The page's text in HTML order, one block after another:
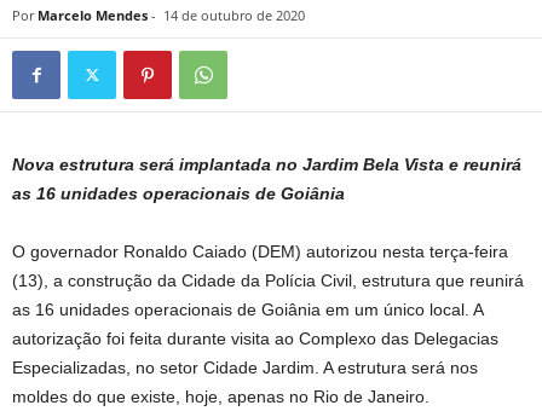
Por Marcelo Mendes - 14 de outubro de 2020
Nova estrutura será implantada no Jardim Bela Vista e reunirá
as 16 unidades operacionais de Goiânia
O governador Ronaldo Caiado (DEM) autorizou nesta terça-feira
(13), a construção da Cidade da Polícia Civil, estrutura que reunirá
as 16 unidades operacionais de Goiânia em um único local. A
autorização foi feita durante visita ao Complexo das Delegacias
Especializadas, no setor Cidade Jardim. A estrutura será nos
moldes do que existe, hoje, apenas no Rio de Janeiro.